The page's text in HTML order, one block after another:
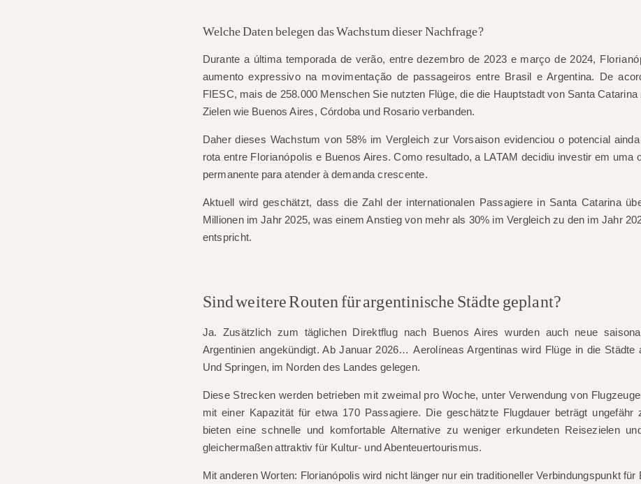
Welche Daten belegen das Wachstum dieser Nachfrage?
Durante a última temporada de verão, entre dezembro de 2023 e março de 2024,
aumento expressivo na movimentação de passageiros entre Brasil e Argentina. De
FIESC, mais de 258.000 Menschen Sie nutzten Flüge, die die Hauptstadt von Santa
Zielen wie Buenos Aires, Córdoba und Rosario verbanden.
Daher dieses Wachstum von 58% im Vergleich zur Vorsaisonevidenciou o potencial
rota entre Florianópolis e Buenos Aires. Como resultado, a LATAM decidiu investir em uma
permanente para atender à demanda crescente.
Aktuell wird geschätzt, dass die Zahl der internationalen Passagiere in Santa Catarina
Millionenim Jahr 2025, was einem Anstieg von mehr als 30% im Vergleich zu den im Jahr
entspricht.
Sind weitere Routen für argentinische Städte geplant?
Ja. Zusätzlich zum täglichen Direktflug nach Buenos Aires wurden auch neue
Argentinien angekündigt. Ab Januar 2026…Aerolíneas Argentinas wird Flüge in die Städte
Und Springen, im Norden des Landes gelegen.
Diese Strecken werden betrieben mit zweimal pro Woche, unter Verwendung von
mit einer Kapazität für etwa 170 Passagiere. Die geschätzte Flugdauer beträgt ungefähr
bieten eine schnelle und komfortable Alternative zu weniger erkundeten Reisezielen
gleichermaßen attraktiv für Kultur- und Abenteuertourismus.
Mit anderen Worten: Florianópolis wird nicht länger nur ein traditioneller Verbindungspunkt für